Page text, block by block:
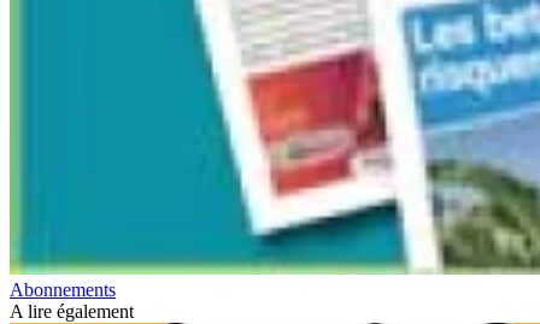
Abonnements
A lire également